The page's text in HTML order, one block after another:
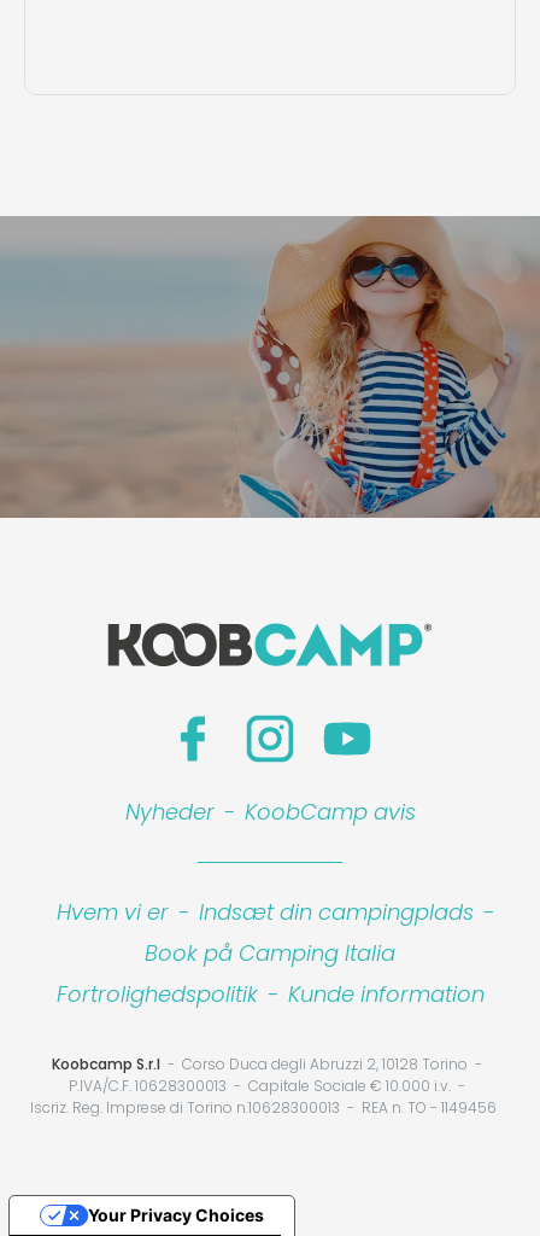
Nyheder - KoobCamp avis
Hvem vi er - Indsæt din campingplads -
Book på Camping Italia
Fortrolighedspolitik - Kunde information
Koobcamp S.r.l
Corso Duca degli Abruzzi 2, 10128 Torino
P.IVA/C.F. 10628300013
Capitale Sociale € 10.000 i.v.
Iscriz. Reg. Imprese di Torino n.10628300013
REA n. TO - 1149456
Your Privacy Choices